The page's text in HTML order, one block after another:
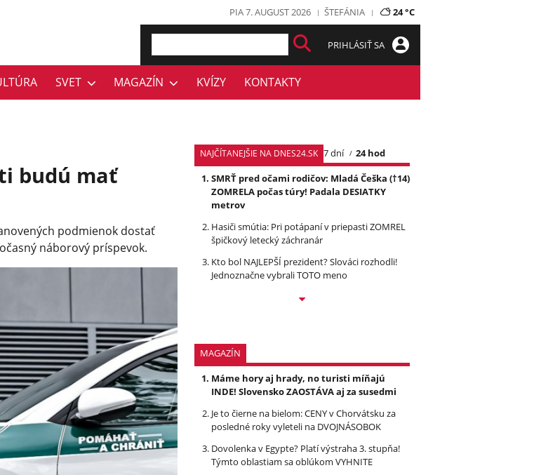
PIA 7. AUGUST 2026 ŠTEFÁNIA 24 °C
PRIHLÁSIŤ SA
SVET MAGAZÍN KVÍZY KONTAKTY
budú mať
podmienok dostať
náborový príspevok.
NAJČÍTANEJŠIE NA DNES24.SK 7 dní
24 hod
SMRŤ pred očami rodičov: Mladá Češka (†14)
ZOMRELA počas túry! Padala DESIATKY
metrov
Hasiči smútia: Pri potápaní v priepasti ZOMREL
špičkový letecký záchranár
Kto bol NAJLEPŠÍ prezident? Slováci rozhodli!
Jednoznačne vybrali TOTO meno
MAGAZÍN
Máme hory aj hrady, no turisti míňajú
INDE! Slovensko ZAOSTÁVA aj za susedmi
Je to čierne na bielom: CENY v Chorvátsku za
posledné roky vyleteli na DVOJNÁSOBOK
Dovolenka v Egypte? Platí výstraha 3. stupňa!
Týmto oblastiam sa oblúkom VYHNITE